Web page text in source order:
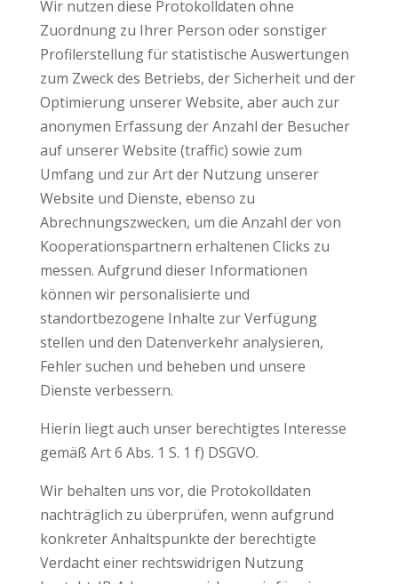
Wir nutzen diese Protokolldaten ohne
Zuordnung zu Ihrer Person oder sonstiger
Profilerstellung für statistische Auswertungen
zum Zweck des Betriebs, der Sicherheit und der
Optimierung unserer Website, aber auch zur
anonymen Erfassung der Anzahl der Besucher
auf unserer Website (traffic) sowie zum
Umfang und zur Art der Nutzung unserer
Website und Dienste, ebenso zu
Abrechnungszwecken, um die Anzahl der von
Kooperationspartnern erhaltenen Clicks zu
messen. Aufgrund dieser Informationen
können wir personalisierte und
standortbezogene Inhalte zur Verfügung
stellen und den Datenverkehr analysieren,
Fehler suchen und beheben und unsere
Dienste verbessern.
Hierin liegt auch unser berechtigtes Interesse
gemäß Art 6 Abs. 1 S. 1 f) DSGVO.
Wir behalten uns vor, die Protokolldaten
nachträglich zu überprüfen, wenn aufgrund
konkreter Anhaltspunkte der berechtigte
Verdacht einer rechtswidrigen Nutzung